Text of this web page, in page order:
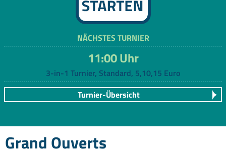
NÄCHSTES TURNIER
11:00 Uhr
3-in-1 Turnier, Standard, 5,10,15 Euro
Turnier-Übersicht
Grand Ouverts